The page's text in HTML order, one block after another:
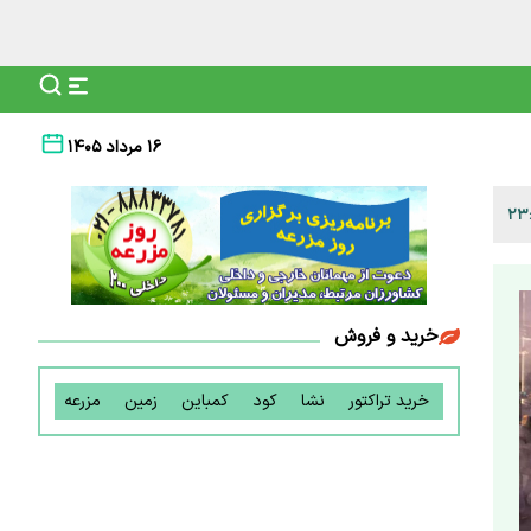
۱۶ مرداد ۱۴۰۵
خرید و فروش
خرید تراکتور نشا کود کمباین زمین مزرعه